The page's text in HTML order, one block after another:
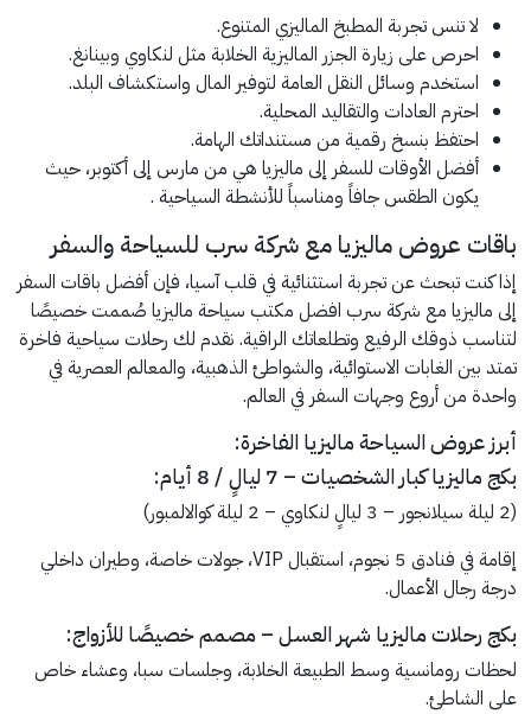
لا تنس تجربة المطبخ الماليزي المتنوع.
احرص على زيارة الجزر الماليزية الخلابة مثل لنكاوي وبينانغ.
استخدم وسائل النقل العامة لتوفير المال واستكشاف البلد.
احترم العادات والتقاليد المحلية.
احتفظ بنسخ رقمية من مستنداتك الهامة.
أفضل الأوقات للسفر إلى ماليزيا هي من مارس إلى أكتوبر، حيث
يكون الطقس جافاً ومناسباً للأنشطة السياحية .
باقات عروض ماليزيا مع شركة سرب للسياحة والسفر
إذا كنت تبحث عن تجربة استثنائية في قلب آسيا، فإن أفضل باقات السفر
إلى ماليزيا مع شركة سرب افضل مكتب سياحة ماليزيا صُممت خصيصًا
لتناسب ذوقك الرفيع وتطلعاتك الراقية. نقدم لك رحلات سياحية فاخرة
تمتد بين الغابات الاستوائية، والشواطئ الذهبية، والمعالم العصرية في
واحدة من أروع وجهات السفر في العالم.
أبرز عروض السياحة ماليزيا الفاخرة:
بكج ماليزيا كبار الشخصيات – 7 ليالٍ / 8 أيام:
(2 ليلة سيلانجور – 3 ليالٍ لنكاوي – 2 ليلة كوالالمبور)
إقامة في فنادق 5 نجوم، استقبال VIP، جولات خاصة، وطيران داخلي
درجة رجال الأعمال.
بكج رحلات ماليزيا شهر العسل – مصمم خصيصًا للأزواج:
لحظات رومانسية وسط الطبيعة الخلابة، وجلسات سبا، وعشاء خاص
على الشاطئ.